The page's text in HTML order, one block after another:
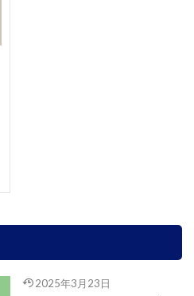
2025年3月23日